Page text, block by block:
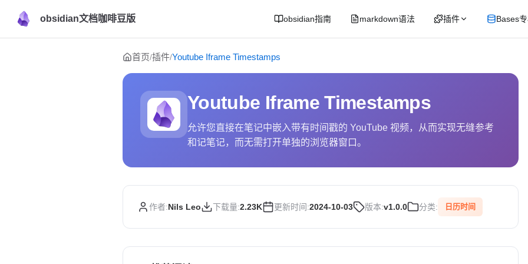
obsidian文档咖啡豆版 obsidian指南 markdown语法 插件 Bases
Skip to content
首页/插件/Youtube Iframe Timestamps
Youtube Iframe Timestamps
允许您直接在笔记中嵌入带有时间戳的 YouTube 视频，从而实现无缝参考
和记笔记，而无需打开单独的浏览器窗口。
作者:Nils Leo 下载量:2.23K 更新时间:2024-10-03 版本:v1.0.0 分类: 日历时间